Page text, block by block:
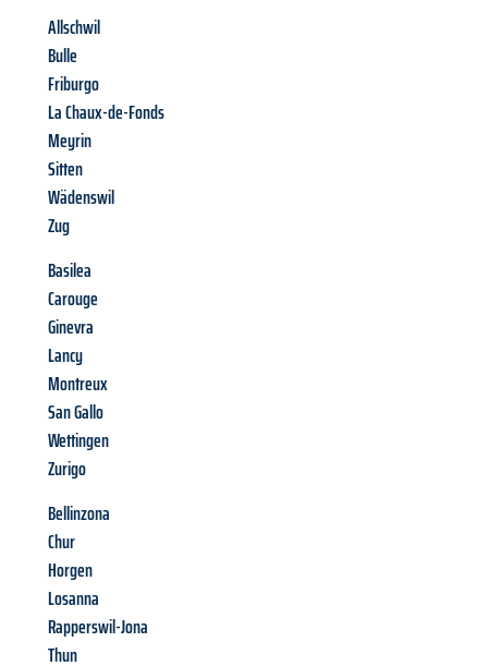
Allschwil
Bulle
Friburgo
La Chaux-de-Fonds
Meyrin
Sitten
Wädenswil
Zug
Basilea
Carouge
Ginevra
Lancy
Montreux
San Gallo
Wettingen
Zurigo
Bellinzona
Chur
Horgen
Losanna
Rapperswil-Jona
Thun